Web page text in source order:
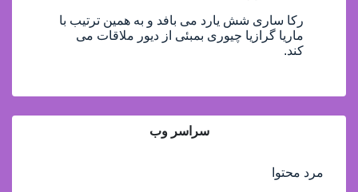
رکا ساری شش یارد می بافد و به همین ترتیب با
ماریا گرازیا چیوری بمبئی از دیور ملاقات می
کند.
سراسر وب
مرد محتوا